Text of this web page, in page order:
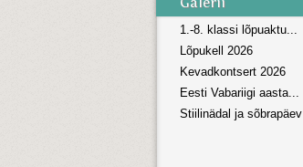
1.-8. klassi lõpuaktu...
Lõpukell 2026
Kevadkontsert 2026
Eesti Vabariigi aasta...
Stiilinädal ja sõbrapäev